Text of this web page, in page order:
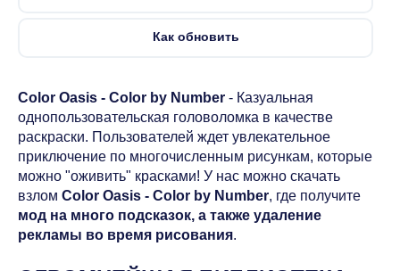
Как обновить
Color Oasis - Color by Number - Казуальная
однопользовательская головоломка в качестве
раскраски. Пользователей ждет увлекательное
приключение по многочисленным рисункам, которые
можно "оживить" красками! У нас можно скачать
взлом Color Oasis - Color by Number, где получите
мод на много подсказок, а также удаление
рекламы во время рисования.